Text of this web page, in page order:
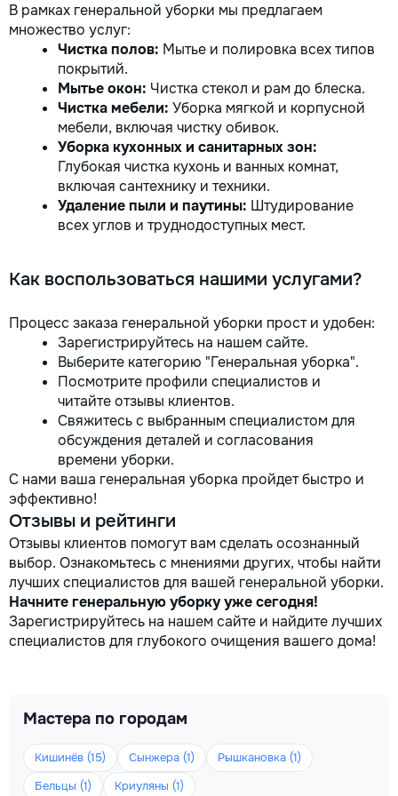
В рамках генеральной уборки мы предлагаем
множество услуг:
Чистка полов: Мытье и полировка всех типов
покрытий.
Мытье окон: Чистка стекол и рам до блеска.
Чистка мебели: Уборка мягкой и корпусной
мебели, включая чистку обивок.
Уборка кухонных и санитарных зон:
Глубокая чистка кухонь и ванных комнат,
включая сантехнику и техники.
Удаление пыли и паутины: Штудирование
всех углов и труднодоступных мест.
Как воспользоваться нашими услугами?
Процесс заказа генеральной уборки прост и удобен:
Зарегистрируйтесь на нашем сайте.
Выберите категорию "Генеральная уборка".
Посмотрите профили специалистов и
читайте отзывы клиентов.
Свяжитесь с выбранным специалистом для
обсуждения деталей и согласования
времени уборки.
С нами ваша генеральная уборка пройдет быстро и
эффективно!
Отзывы и рейтинги
Отзывы клиентов помогут вам сделать осознанный
выбор. Ознакомьтесь с мнениями других, чтобы найти
лучших специалистов для вашей генеральной уборки.
Начните генеральную уборку уже сегодня!
Зарегистрируйтесь на нашем сайте и найдите лучших
специалистов для глубокого очищения вашего дома!
Мастера по городам
Кишинёв (15) Сынжера (1)
Рышкановка (1)
Бельцы (1)
Криуляны (1)